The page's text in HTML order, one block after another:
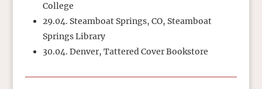
College
29.04. Steamboat Springs, CO, Steamboat
Springs Library
30.04. Denver, Tattered Cover Bookstore